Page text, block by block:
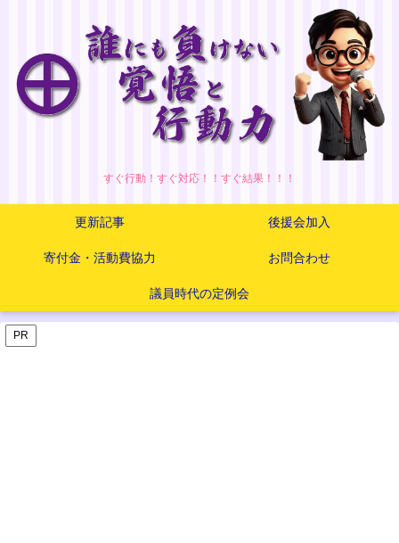
すぐ行動！すぐ対応！！すぐ結果！！！
更新記事 後援会加入
寄付金・活動費協力 お問合わせ
議員時代の定例会
PR